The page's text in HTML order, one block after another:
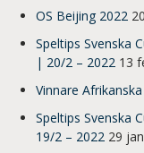
OS Beijing 2022
Speltips Svenska
| 20/2 – 2022 13
Vinnare
Speltips Svenska
19/2 – 2022 29